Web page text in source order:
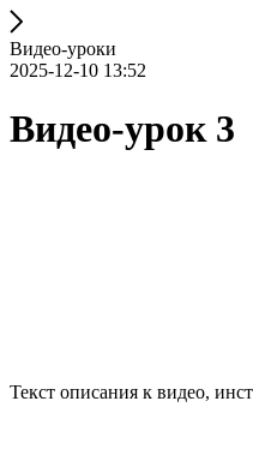
Видео-уроки
2025-12-10 13:52
Видео-урок 3
Текст описания к видео,